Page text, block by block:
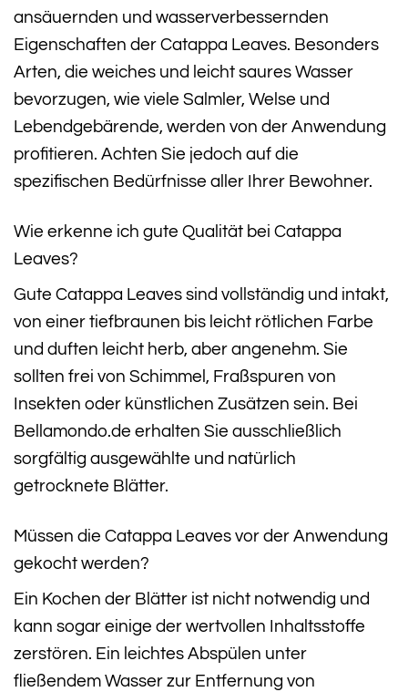
ansäuernden und wasserverbessernden
Eigenschaften der Catappa Leaves. Besonders
Arten, die weiches und leicht saures Wasser
bevorzugen, wie viele Salmler, Welse und
Lebendgebärende, werden von der Anwendung
profitieren. Achten Sie jedoch auf die
spezifischen Bedürfnisse aller Ihrer Bewohner.
Wie erkenne ich gute Qualität bei Catappa
Leaves?
Gute Catappa Leaves sind vollständig und intakt,
von einer tiefbraunen bis leicht rötlichen Farbe
und duften leicht herb, aber angenehm. Sie
sollten frei von Schimmel, Fraßspuren von
Insekten oder künstlichen Zusätzen sein. Bei
Bellamondo.de erhalten Sie ausschließlich
sorgfältig ausgewählte und natürlich
getrocknete Blätter.
Müssen die Catappa Leaves vor der Anwendung
gekocht werden?
Ein Kochen der Blätter ist nicht notwendig und
kann sogar einige der wertvollen Inhaltsstoffe
zerstören. Ein leichtes Abspülen unter
fließendem Wasser zur Entfernung von